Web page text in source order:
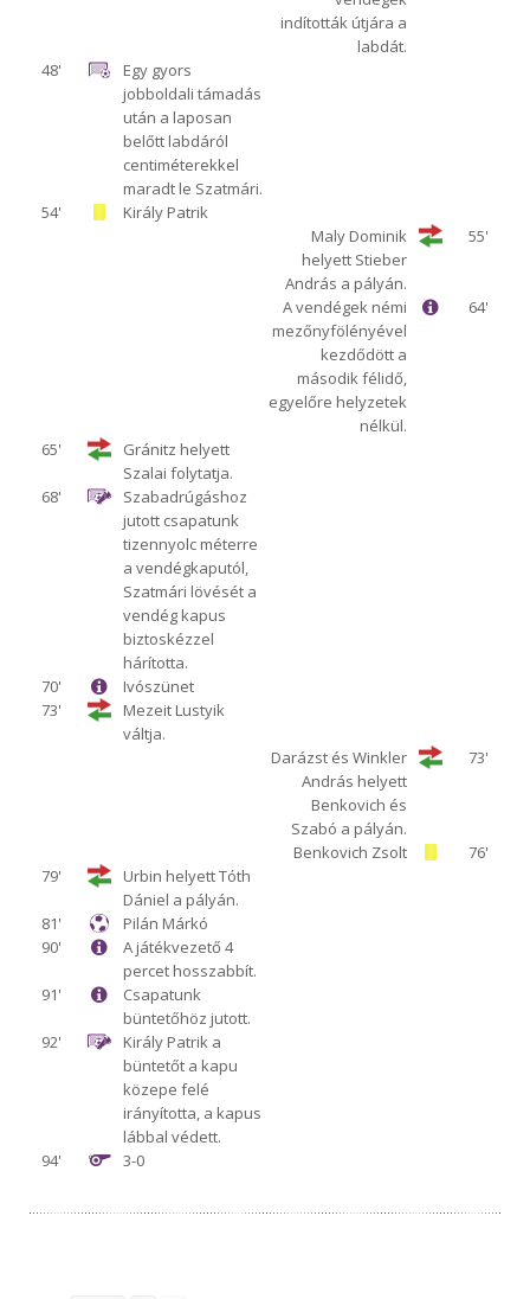
indították útjára a
labdát.
48'
Egy gyors
jobboldali támadás
után a laposan
belőtt labdáról
centiméterekkel
maradt le Szatmári.
54'
Király Patrik
55'
Maly Dominik
helyett Stieber
András a pályán.
64'
A vendégek némi
mezőnyfölényével
kezdődött a
második félidő,
egyelőre helyzetek
nélkül.
65'
Gránitz helyett
Szalai folytatja.
68'
Szabadrúgáshoz
jutott csapatunk
tizennyolc méterre
a vendégkaputól,
Szatmári lövését a
vendég kapus
biztoskézzel
hárította.
70'
Ivószünet
73'
Mezeit Lustyik
váltja.
73'
Darázst és Winkler
András helyett
Benkovich és
Szabó a pályán.
76'
Benkovich Zsolt
79'
Urbin helyett Tóth
Dániel a pályán.
81'
Pilán Márkó
90'
A játékvezető 4
percet hosszabbít.
91'
Csapatunk
büntetőhöz jutott.
92'
Király Patrik a
büntetőt a kapu
közepe felé
irányította, a kapus
lábbal védett.
94'
3-0